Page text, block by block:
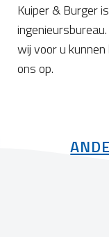
Kuiper & Burger
wij voor u
ons op.